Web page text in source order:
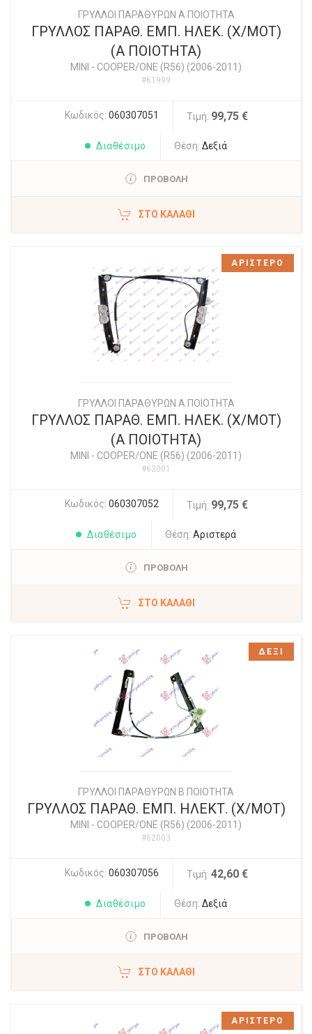
ΓΡΥΛΛΟΙ ΠΑΡΑΘΥΡΩΝ Α ΠΟΙΟΤΗΤΑ
ΓΡΥΛΛΟΣ ΠΑΡΑΘ. ΕΜΠ. ΗΛΕΚ. (Χ/ΜΟΤ)
(Α ΠΟΙΟΤΗΤΑ)
MINI - COOPER/ONE (R56) (2006-2011)
#61999
Κωδικός: 060307051 Τιμή: 99,75 €
Διαθέσιμο Θέση: Δεξιά
ΠΡΟΒΟΛΗ
ΣΤΟ ΚΑΛΆΘΙ
ΓΡΥΛΛΟΙ ΠΑΡΑΘΥΡΩΝ Α ΠΟΙΟΤΗΤΑ
ΓΡΥΛΛΟΣ ΠΑΡΑΘ. ΕΜΠ. ΗΛΕΚ. (Χ/ΜΟΤ)
(Α ΠΟΙΟΤΗΤΑ)
MINI - COOPER/ONE (R56) (2006-2011)
#62001
Κωδικός: 060307052 Τιμή: 99,75 €
Διαθέσιμο Θέση: Αριστερά
ΠΡΟΒΟΛΗ
ΣΤΟ ΚΑΛΆΘΙ
ΑΡΙΣΤΕΡΟ
ΓΡΥΛΛΟΙ ΠΑΡΑΘΥΡΩΝ Β ΠΟΙΟΤΗΤΑ
ΓΡΥΛΛΟΣ ΠΑΡΑΘ. ΕΜΠ. ΗΛΕΚΤ. (Χ/ΜΟΤ)
MINI - COOPER/ONE (R56) (2006-2011)
#62003
Κωδικός: 060307056 Τιμή: 42,60 €
Διαθέσιμο Θέση: Δεξιά
ΠΡΟΒΟΛΗ
ΣΤΟ ΚΑΛΆΘΙ
ΔΕΞΙ
ΑΡΙΣΤΕΡΟ